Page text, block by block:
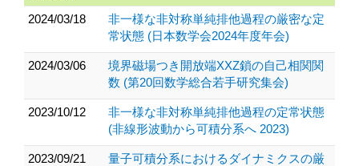
2024/03/18
非一様な非対称単純排他過程の厳密な定
常状態 (日本数学会2024年度年会)
2024/03/06
境界磁場つき開放端XXZ鎖の自己相関関
数 (第20回数学総合若手研究集会)
2023/10/12
非一様な非対称単純排他過程の定常状態
(非線形波動から可積分系へ 2023)
2023/09/21
量子可積分系におけるダイナミクスの厳